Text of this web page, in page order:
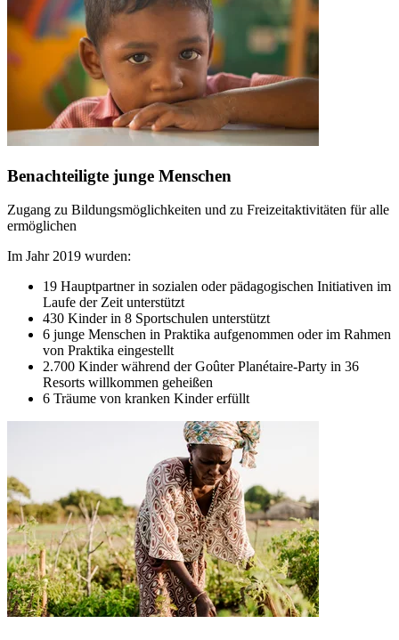
Benachteiligte junge Menschen
Zugang zu Bildungsmöglichkeiten und zu Freizeitaktivitäten für alle
ermöglichen
Im Jahr 2019 wurden:
19 Hauptpartner in sozialen oder pädagogischen Initiativen im
Laufe der Zeit unterstützt
430 Kinder in 8 Sportschulen unterstützt
6 junge Menschen in Praktika aufgenommen oder im Rahmen
von Praktika eingestellt
2.700 Kinder während der Goûter Planétaire-Party in 36
Resorts willkommen geheißen
6 Träume von kranken Kinder erfüllt